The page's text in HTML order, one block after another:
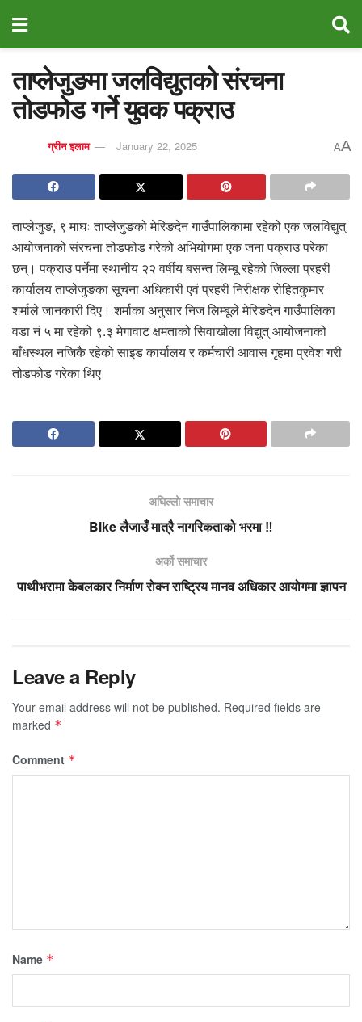
ताप्लेजुङमा जलविद्युतको संरचना
तोडफोड गर्ने युवक पक्राउ
ग्रीन इलाम January 22, 2025 AA
ताप्लेजुङ, ९ माघः ताप्लेजुङको मेरिङदेन गाउँपालिकामा रहेको एक जलविद्युत्
आयोजनाको संरचना तोडफोड गरेको अभियोगमा एक जना पक्राउ परेका
छन्। पक्राउ पर्नेमा स्थानीय २२ वर्षीय बसन्त लिम्बू रहेको जिल्ला प्रहरी
कार्यालय ताप्लेजुङका सूचना अधिकारी एवं प्रहरी निरीक्षक रोहितकुमार
शर्माले जानकारी दिए। शर्माका अनुसार निज लिम्बूले मेरिङदेन गाउँपालिका
वडा नं ५ मा रहेको ९.३ मेगावाट क्षमताको सिवाखोला विद्युत् आयोजनाको
बाँधस्थल नजिकै रहेको साइड कार्यालय र कर्मचारी आवास गृहमा प्रवेश गरी
तोडफोड गरेका थिए
अघिल्लो समाचार
Bike लैजाउँ मात्रै नागरिकताको भरमा ‼️
अर्को समाचार
पाथीभरामा केबलकार निर्माण रोक्न राष्ट्रिय मानव अधिकार आयोगमा ज्ञापन
Leave a Reply
Your email address will not be published. Required fields are
marked *
Comment *
Name *